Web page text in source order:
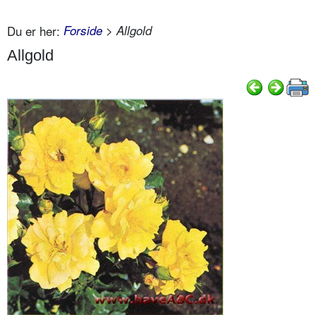
Du er her: Forside > Allgold
Allgold